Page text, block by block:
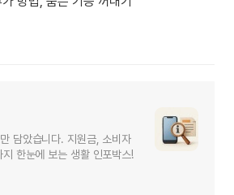
담았습니다. 지원금, 소비자
한눈에 보는 생활 인포박스!